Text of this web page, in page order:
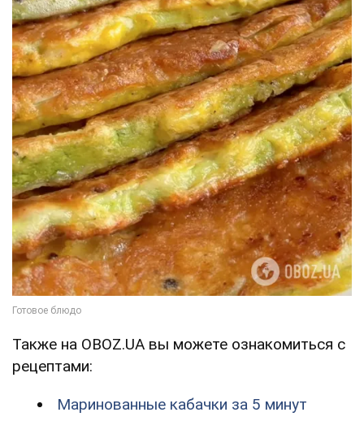
Также на OBOZ.UA вы можете ознакомиться с
рецептами:
Маринованные кабачки за 5 минут